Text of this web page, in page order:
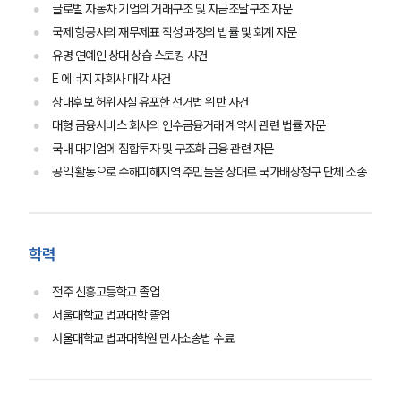
업무분야
스포츠엔터테인먼트그룹 업무
구성원 소개
엔터테인먼트전문변호사
법률 블로그
법률서식
글로벌 자동차 기업의 거래구조 및 자금조달구조 자문
국제 항공사의 재무제표 작성 과정의 법률 및 회계 자문
유명 연예인 상대 상습 스토킹 사건
E 에너지 자회사 매각 사건
상대후보 허위사실 유포한 선거법 위반 사건
대형 금융서비스 회사의 인수금융거래 계약서 관련 법률 자문
국내 대기업에 집합투자 및 구조화 금융 관련 자문
공익 활동으로 수해피해지역 주민들을 상대로 국가배상청구 단체 소송
학력
전주 신흥고등학교 졸업
서울대학교 법과대학 졸업
서울대학교 법과대학원 민사소송법 수료